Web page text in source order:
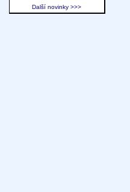
Další novinky >>>